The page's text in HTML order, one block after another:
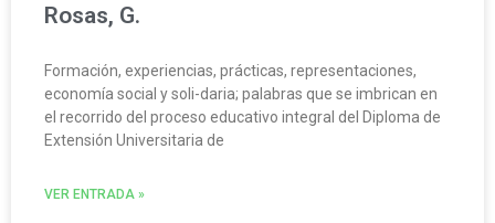
Rosas, G.
Formación, experiencias, prácticas, representaciones,
economía social y soli-daria; palabras que se imbrican en
el recorrido del proceso educativo integral del Diploma de
Extensión Universitaria de
VER ENTRADA »